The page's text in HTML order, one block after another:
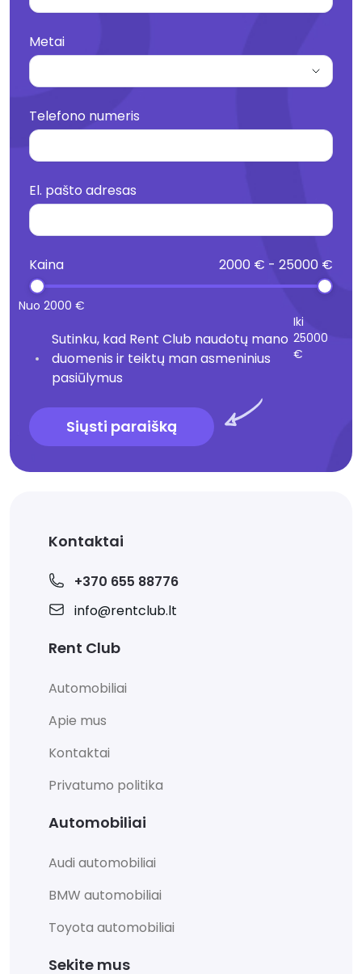
Metai
Telefono numeris
El. pašto adresas
Kaina 2000 € - 25000 €
Nuo 2000 €
Iki
25000
€
Sutinku, kad Rent Club naudotų mano
duomenis ir teiktų man asmeninius
pasiūlymus
Siųsti paraišką
Kontaktai
+370 655 88776
info@rentclub.lt
Rent Club
Automobiliai
Apie mus
Kontaktai
Privatumo politika
Automobiliai
Audi automobiliai
BMW automobiliai
Toyota automobiliai
Sekite mus